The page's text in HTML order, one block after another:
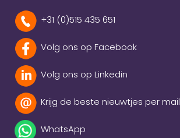
+31 (0)515 435 651
Volg ons op Facebook
Volg ons op Linkedin
Krijg de beste nieuwtjes per mail
WhatsApp